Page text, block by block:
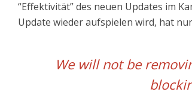
“Effektivität” des neuen Updates im
Update wieder aufspielen wird, hat
We will not be